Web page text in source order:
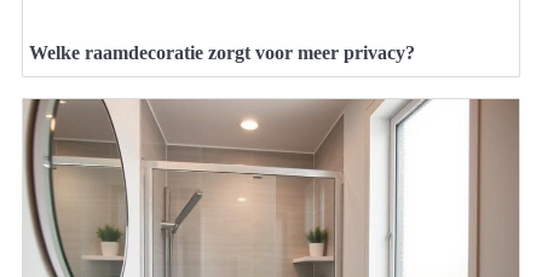
Welke raamdecoratie zorgt voor meer privacy?